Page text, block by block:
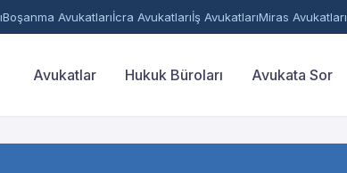
Boşanma Avukatlarıİcra Avukatlarıİş AvukatlarıMiras Avukatları
Avukatlar Hukuk Büroları Avukata Sor